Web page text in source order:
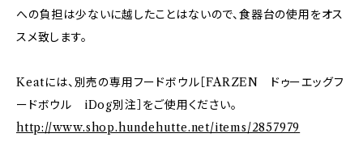
への負担は少ないに越したことはないので、食器台の使用をオス
スメ致します。
Keatには、別売の専用フードボウル［FARZEN ドゥーエッグフ
ードボウル iDog別注］をご使用ください。
http://www.shop.hundehutte.net/items/2857979